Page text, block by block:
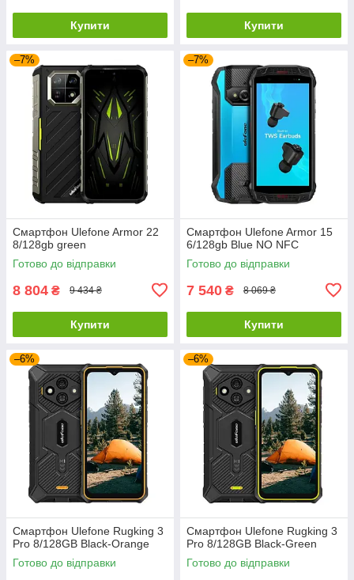
Купити Купити
–7%
Смартфон Ulefone Armor 22
8/128gb green
Готово до відправки
8 804 ₴ 9 434 ₴
Купити
–7%
Смартфон Ulefone Armor 15
6/128gb Blue NO NFC
Готово до відправки
7 540 ₴ 8 069 ₴
Купити
–6%
Смартфон Ulefone Rugking 3
Pro 8/128GB Black-Orange
Готово до відправки
–6%
Смартфон Ulefone Rugking 3
Pro 8/128GB Black-Green
Готово до відправки